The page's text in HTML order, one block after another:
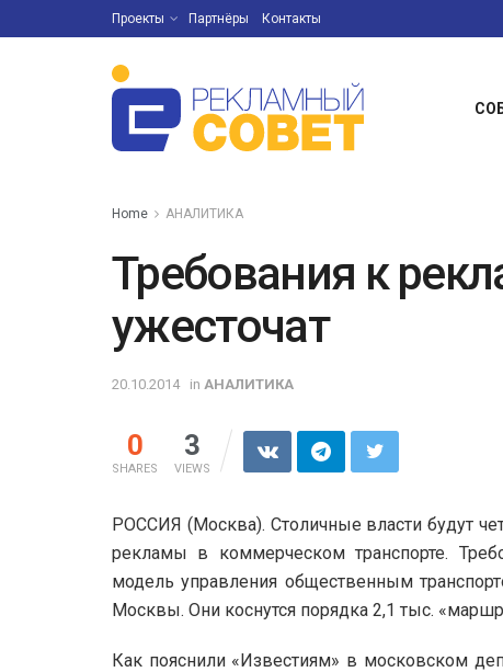
Проекты Партнёры Контакты
Home АНАЛИТИКА
Требования к
ужесточат
20.10.2014 in АНАЛИТИКА
0
SHARES
3
VIEWS
РОССИЯ (Москва). Столичные власти будут
рекламы в коммерческом транспорте.
модель управления общественным
Москвы. Они коснутся порядка 2,1 тыс.
Как пояснили «Известиям» в московском